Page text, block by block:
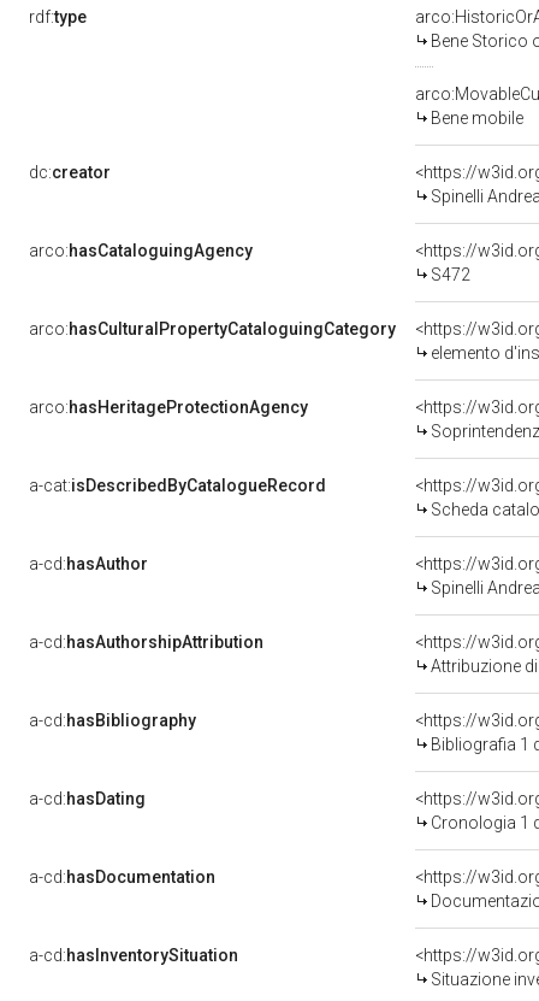
rdf:type
Bene Storico
Bene mobile
dc:creator
<https://
Spinelli
arco:hasCataloguingAgency
<https://
S472
arco:hasCulturalPropertyCataloguingCategory
<https://
elemento
arco:hasHeritageProtectionAgency
<https://
Soprintendenza
a-cat:isDescribedByCatalogueRecord
<https://
Scheda
a-cd:hasAuthor
<https://
Spinelli
a-cd:hasAuthorshipAttribution
<https://
Attribuzione
a-cd:hasBibliography
<https://
Bibliografia 1
a-cd:hasDating
<https://
Cronologia 1
a-cd:hasDocumentation
a-cd:hasInventorySituation
<https://
Situazione